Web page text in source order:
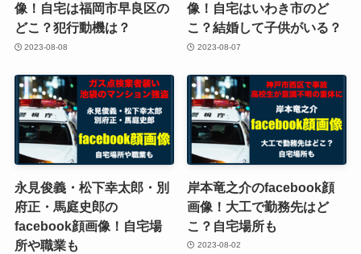
像！自宅は福岡市早良区の
どこ？犯行動機は？
2023-08-08
像！自宅はいわき市のど
こ？結婚して子供がいる？
2023-08-07
永見俊義・松下幸太郎・別
府正・馬庭史郎の
facebook顔画像！自宅場
所や職業も
岸本竜之介のfacebook顔
画像！大工で勤務先はど
こ？自宅場所も
2023-08-02